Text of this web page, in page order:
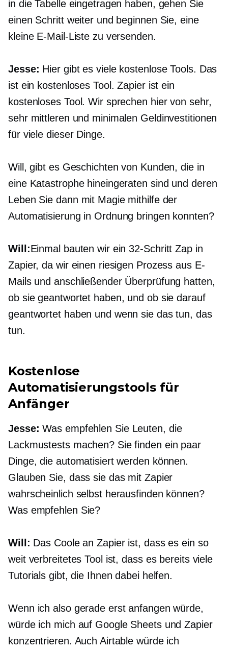
in die Tabelle eingetragen haben, gehen Sie
einen Schritt weiter und beginnen Sie, eine
kleine E-Mail-Liste zu versenden.
Jesse: Hier gibt es viele kostenlose Tools. Das
ist ein kostenloses Tool. Zapier ist ein
kostenloses Tool. Wir sprechen hier von sehr,
sehr mittleren und minimalen Geldinvestitionen
für viele dieser Dinge.
Will, gibt es Geschichten von Kunden, die in
eine Katastrophe hineingeraten sind und deren
Leben Sie dann mit Magie mithilfe der
Automatisierung in Ordnung bringen konnten?
Will:Einmal bauten wir ein32-Schritt Zap in
Zapier, da wir einen riesigen Prozess aus E-
Mails und anschließender Überprüfung hatten,
ob sie geantwortet haben, und ob sie darauf
geantwortet haben und wenn sie das tun, das
tun.
Kostenlose
Automatisierungstools für
Anfänger
Jesse: Was empfehlen Sie Leuten, die
Lackmustests machen? Sie finden ein paar
Dinge, die automatisiert werden können.
Glauben Sie, dass sie das mit Zapier
wahrscheinlich selbst herausfinden können?
Was empfehlen Sie?
Will: Das Coole an Zapier ist, dass es ein so
weit verbreitetes Tool ist, dass es bereits viele
Tutorials gibt, die Ihnen dabei helfen.
Wenn ich also gerade erst anfangen würde,
würde ich mich auf Google Sheets und Zapier
konzentrieren. Auch Airtable würde ich